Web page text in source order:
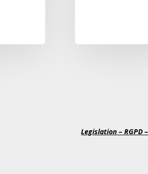
Legislation – RGPD